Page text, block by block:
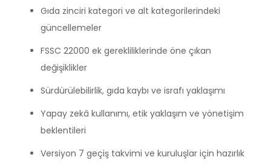
Gıda zinciri kategori ve alt kategorilerindeki
güncellemeler
FSSC 22000 ek gerekliliklerinde öne çıkan
değişiklikler
Sürdürülebilirlik, gıda kaybı ve israfı yaklaşımı
Yapay zekâ kullanımı, etik yaklaşım ve yönetişim
beklentileri
Versiyon 7 geçiş takvimi ve kuruluşlar için hazırlık